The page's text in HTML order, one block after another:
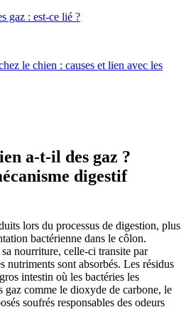
gaz : est-ce lié ?
le chien : causes et lien avec les
a-t-il des gaz ?
digestif
lors du processus de digestion, plus
bactérienne dans le côlon.
nourriture, celle-ci transite par
nutriments sont absorbés. Les résidus
intestin où les bactéries les
gaz comme le dioxyde de carbone, le
soufrés responsables des odeurs